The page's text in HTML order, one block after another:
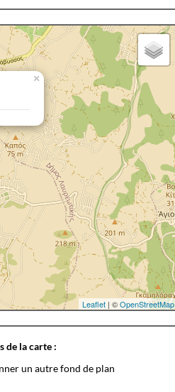
×
Leaflet| ©OpenStreetMap
de la carte :
un autre fond de plan